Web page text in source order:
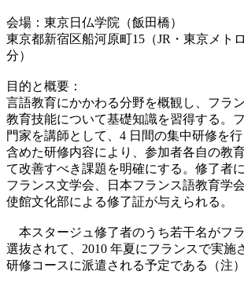
会場：東京日仏学院（飯田橋）
東京都新宿区船河原町15（JR・東京メト
分）
目的と概要：
言語教育にかかわる分野を概観し、フラ
教育技能について基礎知識を習得する。
門家を講師として、4 日間の集中研修を
含めた研修内容により、参加者各自の教
て改善すべき課題を明確にする。修了者
フランス文学会、日本フランス語教育学
使館文化部による修了証が与えられる。
本スタージュ修了者のうち若干名がフ
選抜されて、2010 年夏にフランスで実施
研修コースに派遣される予定である（注）